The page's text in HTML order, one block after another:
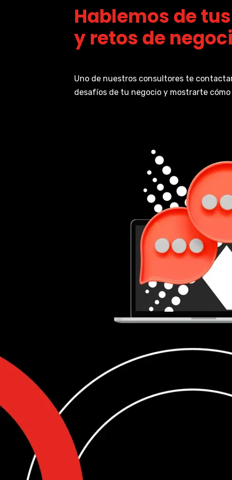
Hablemos de
y retos de
Uno de nuestros consultores te
desafíos de tu negocio y mostrarte